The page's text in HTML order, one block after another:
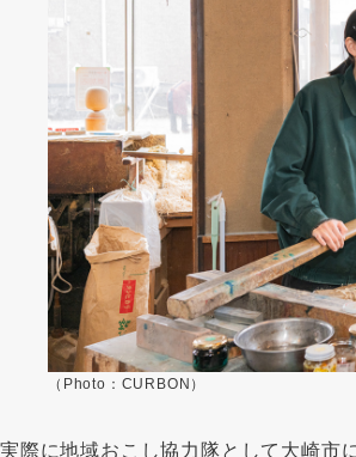
（Photo：CURBON）
実際に地域おこし協力隊として大崎市